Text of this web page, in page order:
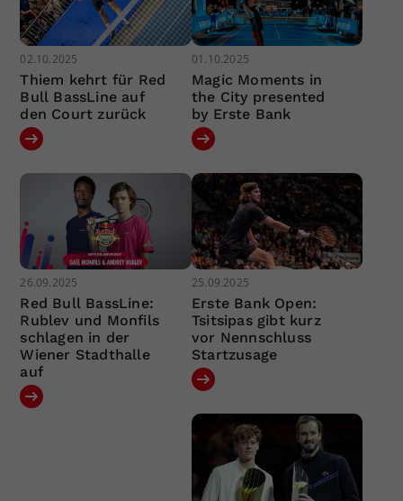
02.10.2025
Thiem kehrt für Red
Bull BassLine auf
den Court zurück
01.10.2025
Magic Moments in
the City presented
by Erste Bank
26.09.2025
Red Bull BassLine:
Rublev und Monfils
schlagen in der
Wiener Stadthalle
auf
25.09.2025
Erste Bank Open:
Tsitsipas gibt kurz
vor Nennschluss
Startzusage